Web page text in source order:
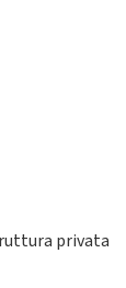
privata